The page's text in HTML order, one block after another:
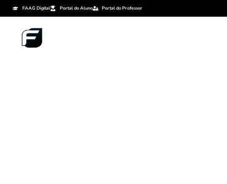
FAAG Digital Portal do Aluno Portal do Professor